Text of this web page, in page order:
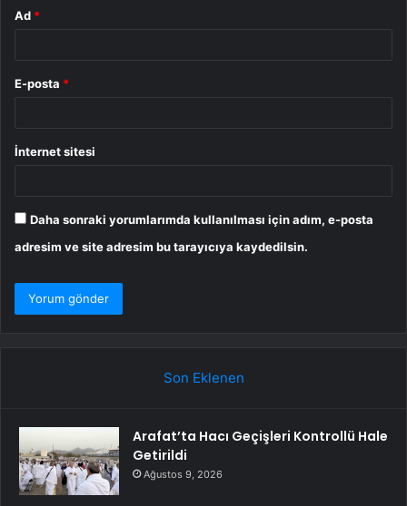
Ad *
E-posta *
İnternet sitesi
Daha sonraki yorumlarımda kullanılması için adım, e-posta
adresim ve site adresim bu tarayıcıya kaydedilsin.
Son Eklenen
Arafat’ta Hacı Geçişleri Kontrollü Hale
Getirildi
Ağustos 9, 2026